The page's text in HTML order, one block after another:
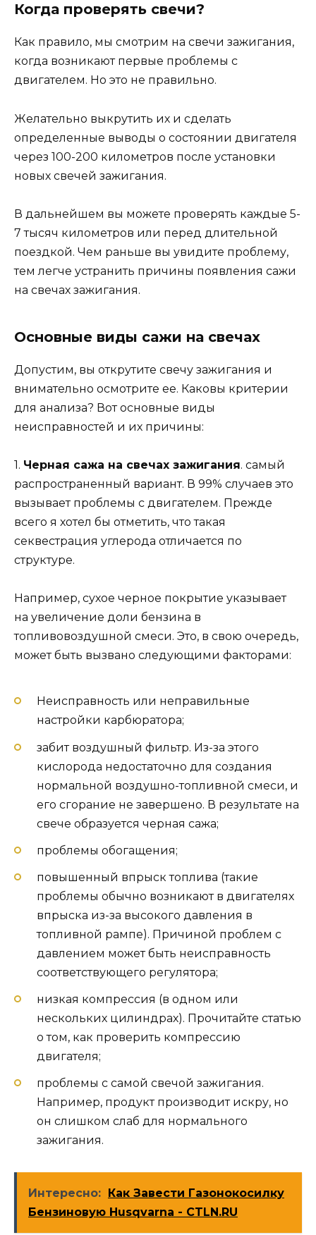
Когда проверять свечи?
Как правило, мы смотрим на свечи зажигания,
когда возникают первые проблемы с
двигателем. Но это не правильно.
Желательно выкрутить их и сделать
определенные выводы о состоянии двигателя
через 100-200 километров после установки
новых свечей зажигания.
В дальнейшем вы можете проверять каждые 5-
7 тысяч километров или перед длительной
поездкой. Чем раньше вы увидите проблему,
тем легче устранить причины появления сажи
на свечах зажигания.
Основные виды сажи на свечах
Допустим, вы открутите свечу зажигания и
внимательно осмотрите ее. Каковы критерии
для анализа? Вот основные виды
неисправностей и их причины:
1. Черная сажа на свечах зажигания. самый
распространенный вариант. В 99% случаев это
вызывает проблемы с двигателем. Прежде
всего я хотел бы отметить, что такая
секвестрация углерода отличается по
структуре.
Например, сухое черное покрытие указывает
на увеличение доли бензина в
топливовоздушной смеси. Это, в свою очередь,
может быть вызвано следующими факторами:
Неисправность или неправильные
настройки карбюратора;
забит воздушный фильтр. Из-за этого
кислорода недостаточно для создания
нормальной воздушно-топливной смеси, и
его сгорание не завершено. В результате на
свече образуется черная сажа;
проблемы обогащения;
повышенный впрыск топлива (такие
проблемы обычно возникают в двигателях
впрыска из-за высокого давления в
топливной рампе). Причиной проблем с
давлением может быть неисправность
соответствующего регулятора;
низкая компрессия (в одном или
нескольких цилиндрах). Прочитайте статью
о том, как проверить компрессию
двигателя;
проблемы с самой свечой зажигания.
Например, продукт производит искру, но
он слишком слаб для нормального
зажигания.
Интересно:
Как Завести Газонокосилку
Бензиновую Husqvarna - CTLN.RU